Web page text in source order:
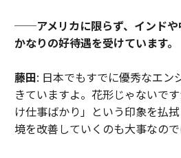
──アメリカに限らず、インドや
かなりの好待遇を受けています。
藤田: 日本でもすでに優秀なエン
きていますよ。花形じゃないで
け仕事ばかり」という印象を払
境を改善していくのも大事なので